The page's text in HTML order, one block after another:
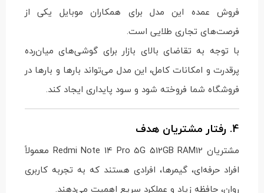
فروش عمده این مدل برای همکاران موبایل یکی از
فرصت‌های تجاری طلایی است.
با توجه به تقاضای بالای بازار برای گوشی‌های میان‌رده
پرقدرت و امکانات کامل، این مدل می‌تواند بارها و بارها در
فروشگاه شما فروخته شود و سود پایداری ایجاد کند.
4. رفتار مشتریان هدف
مشتریان Redmi Note 14 Pro 5G 512GB RAM12 معمولاً
افراد حرفه‌ای، گیمرها، افرادی هستند که به تجربه کاربری
روان، حافظه زیاد و عملکرد سریع اهمیت می‌دهند.